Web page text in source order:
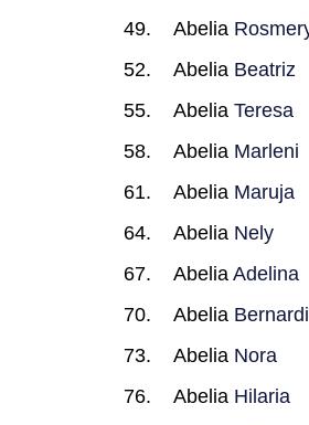
Abelia
Abelia Beatriz
Abelia Teresa
Abelia Marleni
Abelia Maruja
Abelia Nely
Abelia Adelina
Abelia
Abelia Nora
Abelia Hilaria